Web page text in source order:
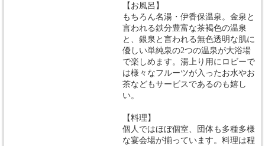
【お風呂】
もちろん名湯・伊香保温泉。金泉と
言われる鉄分豊富な茶褐色の温泉
と、銀泉と言われる無色透明な肌に
優しい単純泉の2つの温泉が大浴場
で楽しめます。湯上り用にロビーで
は様々なフルーツが入ったお水やお
茶などもサービスであるのも嬉し
い。
【料理】
個人ではほぼ個室、団体も多種多様
な宴会場が揃っています。料理は程